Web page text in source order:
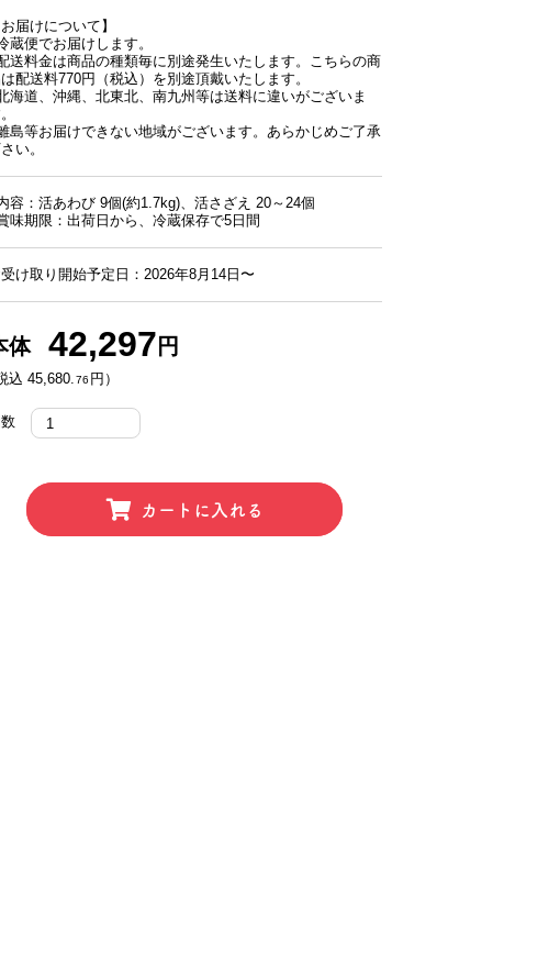
お届けについて】
蔵便でお届けします。
送料金は商品の種類毎に別途発生いたします。こちらの商
配送料770円（税込）を別途頂戴いたします。
海道、沖縄、北東北、南九州等は送料に違いがございま
島等お届けできない地域がございます。あらかじめご了承
い。
容：活あわび 9個(約1.7kg)、活さざえ 20～24個
味期限：出荷日から、冷蔵保存で5日間
け取り開始予定日：2026年8月14日〜
体 42,297 円
込 45,680.76 円）
カートに入れる